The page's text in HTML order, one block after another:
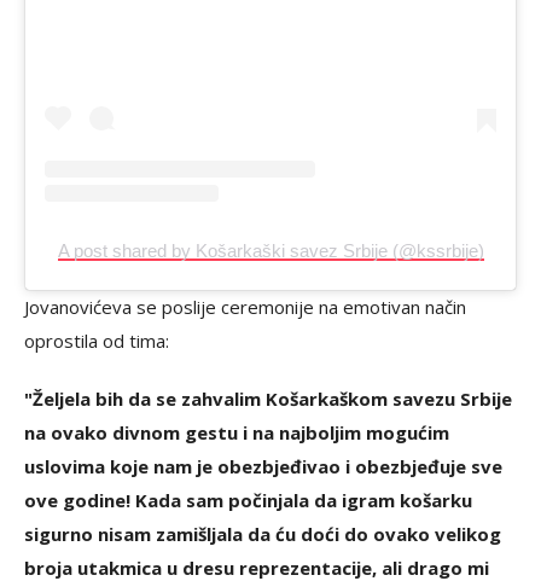
A post shared by Košarkaški savez Srbije (@kssrbije)
Jovanovićeva se poslije ceremonije na emotivan način
oprostila od tima:
"Željela bih da se zahvalim Košarkaškom savezu Srbije
na ovako divnom gestu i na najboljim mogućim
uslovima koje nam je obezbjeđivao i obezbjeđuje sve
ove godine! Kada sam počinjala da igram košarku
sigurno nisam zamišljala da ću doći do ovako velikog
broja utakmica u dresu reprezentacije, ali drago mi